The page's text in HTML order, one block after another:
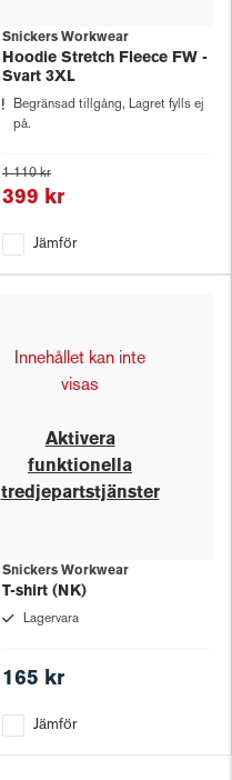
Snickers Workwear
Hoodie Stretch Fleece FW -
Svart 3XL
Begränsad tillgång, Lagret fylls ej
på.
1 110 kr
399 kr
Jämför
Innehållet kan inte
visas
Aktivera
funktionella
tredjepartstjänster
Snickers Workwear
T-shirt (NK)
Lagervara
165 kr
Jämför